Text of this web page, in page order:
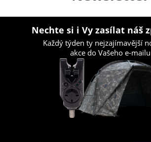
Nechte si i Vy zasílat náš
Každý týden ty nejzajímavější
akce do Vašeho e-mailu